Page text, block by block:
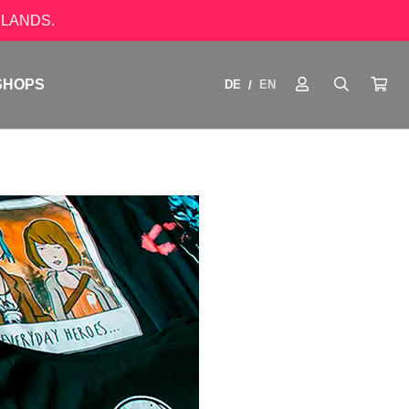
DE / EN